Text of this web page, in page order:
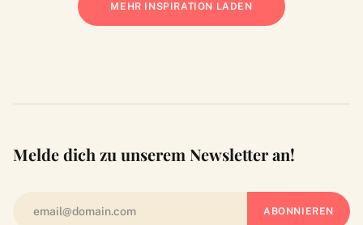
MEHR INSPIRATION LADEN
Melde dich zu unserem Newsletter an!